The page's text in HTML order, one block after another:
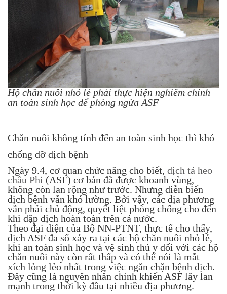
Hộ chăn nuôi nhỏ lẻ phải thực hiện nghiêm chỉnh
an toàn sinh học để phòng ngừa ASF
Chăn nuôi không tính đến an toàn sinh học thì khó
chống đỡ dịch bệnh
Ngày 9.4, cơ quan chức năng cho biết, dịch tả heo
châu Phi (ASF) cơ bản đã được khoanh vùng,
không còn lan rộng như trước. Nhưng diễn biến
dịch bệnh vẫn khó lường. Bởi vậy, các địa phương
vẫn phải chủ động, quyết liệt phòng chống cho đến
khi dập dịch hoàn toàn trên cả nước.
Theo đại diện của Bộ NN-PTNT, thực tế cho thấy,
dịch ASF đa số xảy ra tại các hộ chăn nuôi nhỏ lẻ,
khi an toàn sinh học và vệ sinh thú y đối với các hộ
chăn nuôi này còn rất thấp và có thể nói là mắt
xích lỏng lẻo nhất trong việc ngăn chặn bệnh dịch.
Đây cũng là nguyên nhân chính khiến ASF lây lan
mạnh trong thời kỳ đầu tại nhiều địa phương.